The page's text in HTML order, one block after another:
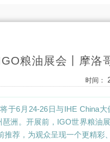
粮油展会丨摩洛
时间：
于6月24-26日与IHE China
洲。开展前，IGO世界粮油
推荐，为观众呈现一个更精彩